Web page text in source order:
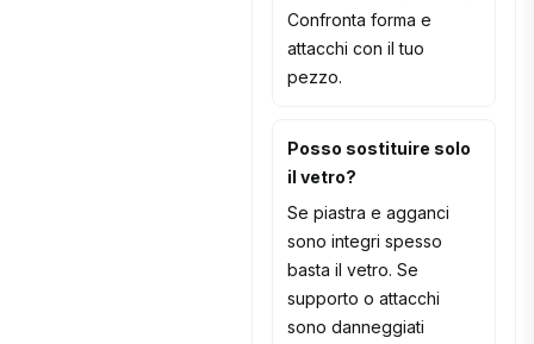
Confronta forma e
attacchi con il tuo
pezzo.
Posso sostituire solo
il vetro?
Se piastra e agganci
sono integri spesso
basta il vetro. Se
supporto o attacchi
sono danneggiati